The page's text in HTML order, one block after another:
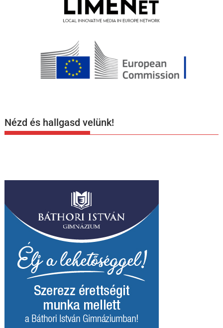
Nézd és hallgasd velünk!